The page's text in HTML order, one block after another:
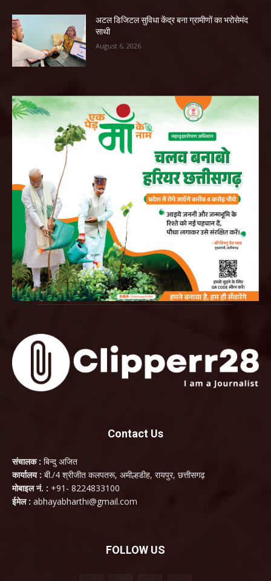
अटल डिजिटल सुविधा केंद्र बना ग्रामीणों का भरोसेमंद
साथी
August 6, 2026
Contact Us
संचालक : बिन्दु अजित
कार्यालय : बी./4 श्रीजीत कलपतरू, अमील्हडीह, रायपुर, छत्तीसगढ़
मोबाइल नं. : +91- 8224833100
ईमेल : abhayabharthi@gmail.com
FOLLOW US